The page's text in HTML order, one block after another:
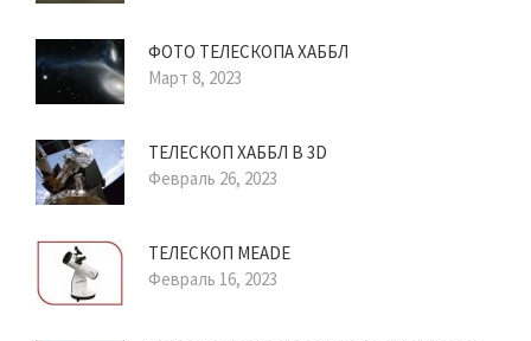
ФОТО ТЕЛЕСКОПА ХАББЛ
Март 8, 2023
ТЕЛЕСКОП ХАББЛ В 3D
Февраль 26, 2023
ТЕЛЕСКОП MEADE
Февраль 16, 2023